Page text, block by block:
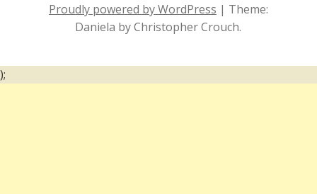
Comportamento
e
Acessibilidade
um
surdo
Proudly powered by WordPress | Theme:
Daniela by Christopher Crouch.
);